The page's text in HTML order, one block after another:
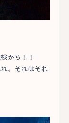
から！！
、それはそれ